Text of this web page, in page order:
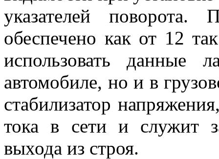
указателей
обеспечено как от 12
использовать данные
автомобиле, но и в
стабилизатор
тока в сети и служит
выхода из строя.